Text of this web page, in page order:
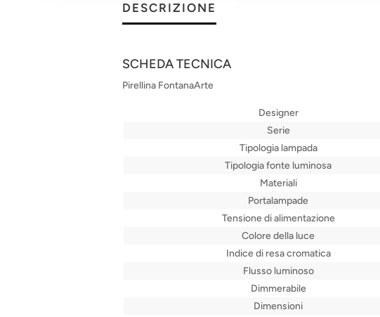
DESCRIZIONE
SCHEDA TECNICA
Pirellina FontanaArte
Designer
Serie
Tipologia lampada
Tipologia fonte luminosa
Materiali
Portalampade
Tensione di alimentazione
Colore della luce
Indice di resa cromatica
Flusso luminoso
Dimmerabile
Dimensioni